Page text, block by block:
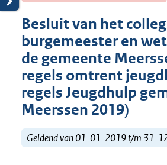
Besluit van het
burgemeester en
de gemeente
regels omtrent
regels Jeugdhulp
Meerssen 2019)
Geldend van 01-01-2019 t/m 31-